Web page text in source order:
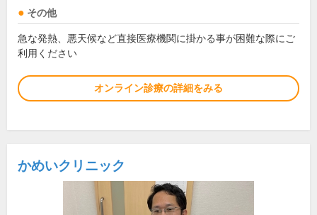
その他
急な発熱、悪天候など直接医療機関に掛かる事が困難な際にご
利用ください
オンライン診療の詳細をみる
かめいクリニック